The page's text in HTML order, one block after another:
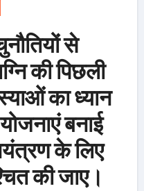
से
की पिछली
का ध्यान
बनाई
के लिए
की जाए।